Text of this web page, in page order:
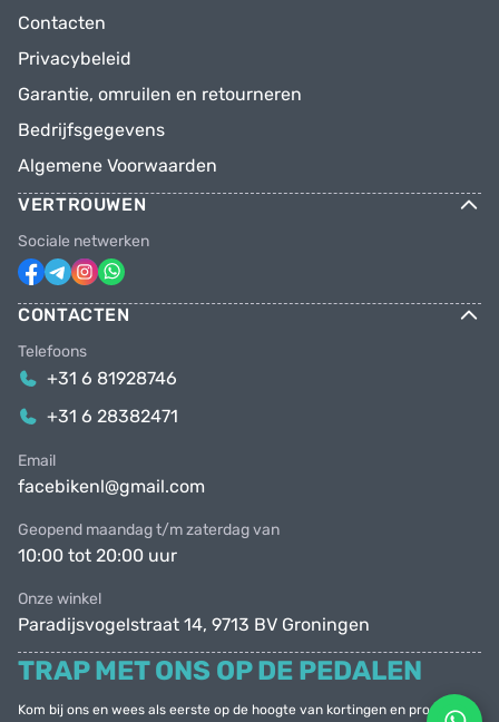
Contacten
Privacybeleid
Garantie, omruilen en retourneren
Bedrijfsgegevens
Algemene Voorwaarden
VERTROUWEN
Sociale netwerken
CONTACTEN
Telefoons
+31 6 81928746
+31 6 28382471
Email
facebikenl@gmail.com
Geopend maandag t/m zaterdag van
10:00 tot 20:00 uur
Onze winkel
Paradijsvogelstraat 14, 9713 BV Groningen
TRAP MET ONS OP DE PEDALEN
Kom bij ons en wees als eerste op de hoogte van kortingen en promoties